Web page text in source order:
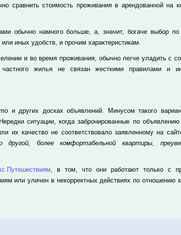
сравнить стоимость проживания в арендованной на
обычно намного больше, а, значит, богаче выбор по
иных удобств, и прочим характеристикам.
и во время проживания, обычно легче уладить с
жилья не связан жесткими правилами и
и других досках объявлений. Минусом такого
ситуации, когда забронированные по
их качество не соответствовало заявленному на
более комфортабельной квартиры,
, в том, что они работают только с
или уличен в некорректных действиях по отношению